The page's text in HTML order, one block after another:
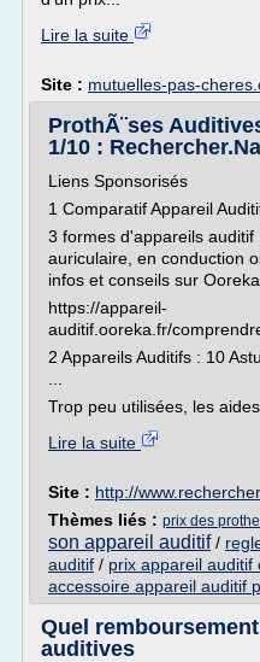
Lire la suite
Site : mutuelles-pas-
ProthÃ¨ses
1/10 :
Liens Sponsorisés
1 Comparatif Appareil
3 formes d'appareils
auriculaire, en conduction
infos et conseils sur
https://appareil-
auditif.ooreka.fr/
2 Appareils Auditifs : 10
Trop peu utilisées, les
Lire la suite
Site : http://
Thèmes liés : prix des
son appareil auditif/
auditif / prix appareil auditif
accessoire appareil auditif
Quel
auditives